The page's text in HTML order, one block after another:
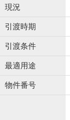
現況
引渡時期
引渡条件
最適用途
物件番号